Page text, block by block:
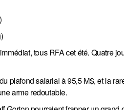
tous RFA cet été. Quatre
plafond salarial à 95,5 M$, et la
arme redoutable.